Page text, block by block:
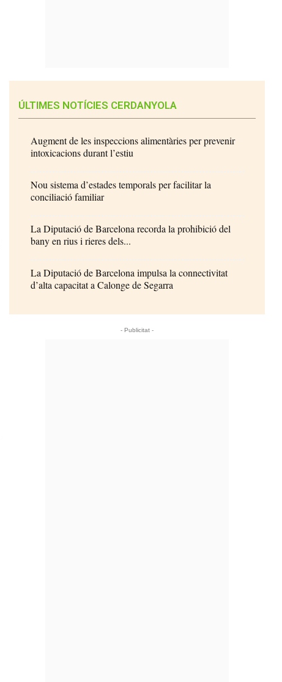
ÚLTIMES NOTÍCIES CERDANYOLA
Augment de les inspeccions alimentàries per prevenir
intoxicacions durant l’estiu
Nou sistema d’estades temporals per facilitar la
conciliació familiar
La Diputació de Barcelona recorda la prohibició del
bany en rius i rieres dels...
La Diputació de Barcelona impulsa la connectivitat
d’alta capacitat a Calonge de Segarra
- Publicitat -